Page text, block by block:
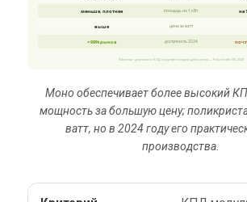
меньше, плотнее площадь на 1 кВт на
выше цена за ватт
≈ 98% рынка доступность 2024
Solarmax · диапазоны КПД на уровне модуля; доля рынка — Fraunhofer ISE, 2024
Моно обеспечивает более высокий
мощность за большую цену;
ватт, но в 2024 году его
производства.